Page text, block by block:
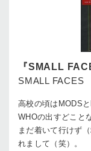
『SMALL
SMALL FACES
高校の頃はMODS
WHOの出すどこと
まだ着いて行けず
れまして（笑）。